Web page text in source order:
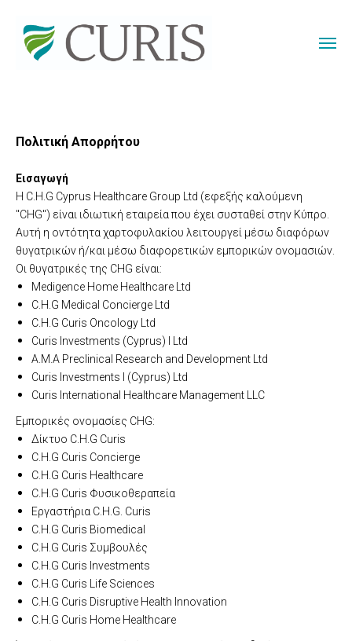
Πολιτική Απορρήτου
Εισαγωγή
Η C.H.G Cyprus Healthcare Group Ltd (εφεξής καλούμενη
"CHG") είναι ιδιωτική εταιρεία που έχει συσταθεί στην Κύπρο.
Αυτή η οντότητα χαρτοφυλακίου λειτουργεί μέσω διαφόρων
θυγατρικών ή/και μέσω διαφορετικών εμπορικών ονομασιών.
Οι θυγατρικές της CHG είναι:
Medigence Home Healthcare Ltd
C.H.G Medical Concierge Ltd
C.H.G Curis Oncology Ltd
Curis Investments (Cyprus) I Ltd
A.M.A Preclinical Research and Development Ltd
Curis Investments I (Cyprus) Ltd
Curis International Healthcare Management LLC
Εμπορικές ονομασίες CHG:
Δίκτυο C.H.G Curis
C.H.G Curis Concierge
C.H.G Curis Healthcare
C.H.G Curis Φυσικοθεραπεία
Εργαστήρια C.H.G. Curis
C.H.G Curis Biomedical
C.H.G Curis Συμβουλές
C.H.G Curis Investments
C.H.G Curis Life Sciences
C.H.G Curis Disruptive Health Innovation
C.H.G Curis Home Healthcare